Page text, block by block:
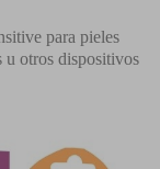
para pieles
u otros dispositivos